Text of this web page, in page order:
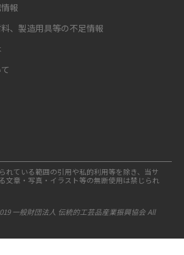
報
、製造用具等の不足情報
れている範囲の引用や私的利用等を除き、当サ
文章・写真・イラスト等の無断使用は禁じられ
一般財団法人 伝統的工芸品産業振興協会 All